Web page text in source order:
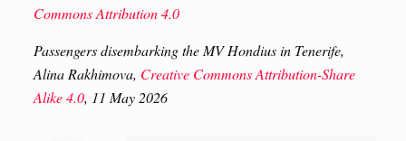
Commons Attribution 4.0
Passengers disembarking the MV Hondius in Tenerife,
Alina Rakhimova, Creative Commons Attribution-Share
Alike 4.0, 11 May 2026